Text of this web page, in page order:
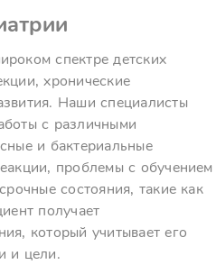
спектре детских
хронические
Наши специалисты
с различными
и бактериальные
проблемы с обучением
состояния, такие как
получает
который учитывает его
и цели.